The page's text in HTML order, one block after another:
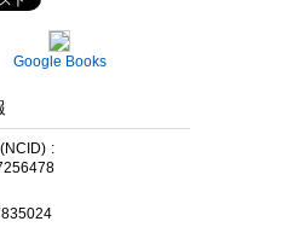
Google Books